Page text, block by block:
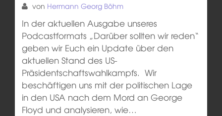
von Hermann Georg Böhm
In der aktuellen Ausgabe unseres
Podcastformats „Darüber sollten wir reden“
geben wir Euch ein Update über den
aktuellen Stand des US-
Präsidentschaftswahlkampfs. Wir
beschäftigen uns mit der politischen Lage
in den USA nach dem Mord an George
Floyd und analysieren, wie…